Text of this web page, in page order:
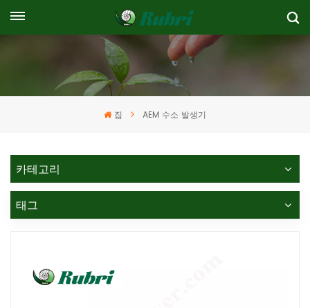
집 AEM 수소 발생기
카테고리
태그